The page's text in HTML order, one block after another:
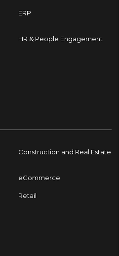
ERP
HR & People Engagement
Construction and Real Estate
eCommerce
Retail